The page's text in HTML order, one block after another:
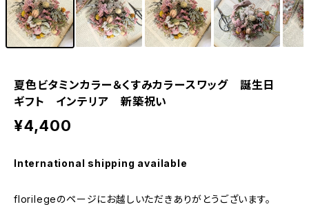
夏色ビタミンカラー＆くすみカラースワッグ 誕生日
ギフト インテリア 新築祝い
¥4,400
International shipping available
florilegeのページにお越しいただきありがとうございます。